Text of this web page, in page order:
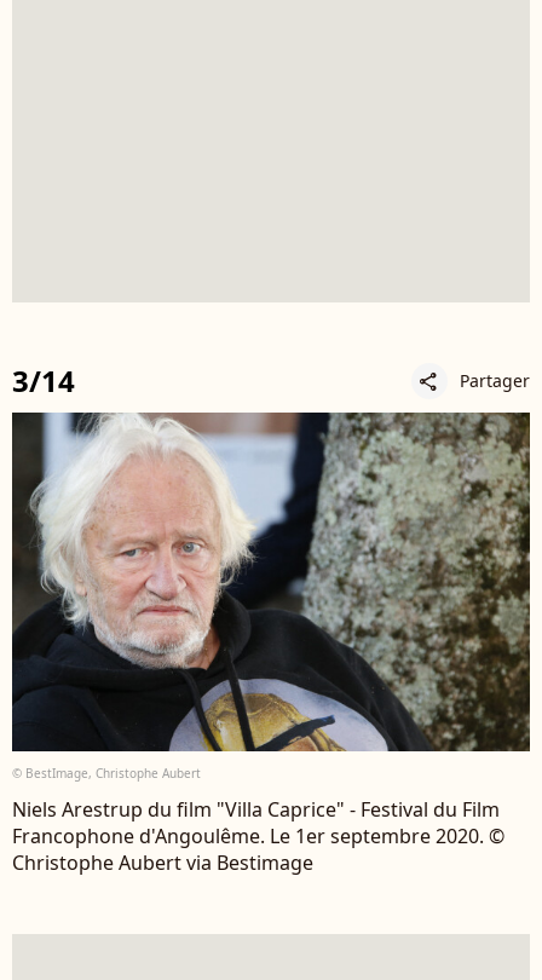
3/14 share Partager
© BestImage, Christophe Aubert
Niels Arestrup du film "Villa Caprice" - Festival du Film
Francophone d'Angoulême. Le 1er septembre 2020. ©
Christophe Aubert via Bestimage